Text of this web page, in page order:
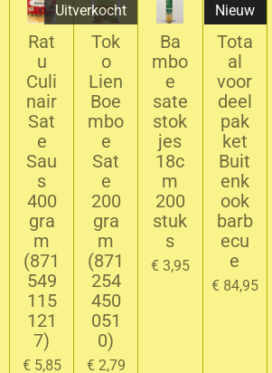
Rat
u
Culi
nair
Sat
e
Sau
s
400
gra
m
(871
549
115
121
7)
€ 5,85
Uitverkocht
Tok
o
Lien
Boe
mbo
e
Sat
e
200
gra
m
(871
254
450
051
0)
€ 2,79
Ba
mbo
e
sate
stok
jes
18c
m
200
stuk
s
€ 3,95
Nieuw
Tota
al
voor
deel
pak
ket
Buit
enk
ook
barb
ecu
e
€ 84,95